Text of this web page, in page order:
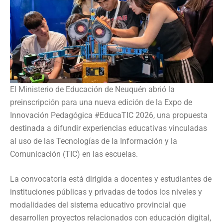
El Ministerio de Educación de Neuquén abrió la
preinscripción para una nueva edición de la Expo de
Innovación Pedagógica #EducaTIC 2026, una propuesta
destinada a difundir experiencias educativas vinculadas
al uso de las Tecnologías de la Información y la
Comunicación (TIC) en las escuelas.
La convocatoria está dirigida a docentes y estudiantes de
instituciones públicas y privadas de todos los niveles y
modalidades del sistema educativo provincial que
desarrollen proyectos relacionados con educación digital,